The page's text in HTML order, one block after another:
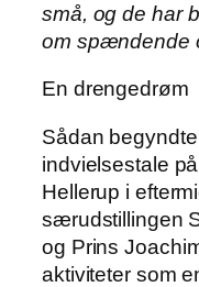
små, og de har
om spændende
En drengedrøm
Sådan
indvielsestale
Hellerup i
særudstillingen
og Prins
aktiviteter som